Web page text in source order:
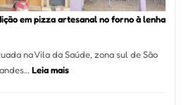
em pizza artesanal no forno à lenha
na Vila da Saúde, zona sul de São
Leia mais: